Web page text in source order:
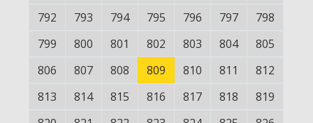
792
793 794 795 796 797
798
799
800 801 802 803 804
805
806
807 808 809 810 811
812
813
814 815 816 817 818
819